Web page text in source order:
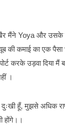
मैंने Yoya और उसके
की कमाई का एक पैसा
करके उड़वा दिया मैं
।
हूँ, मुझसे अधिक
होंगे।।